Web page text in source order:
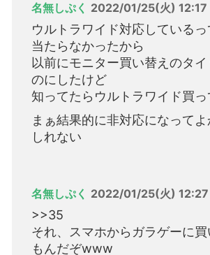
名無しぷく 2022/01/25(火) 12:17
ウルトラワイド対応している
当たらなかったから
以前にモニター買い替えのタ
のにしたけど
知ってたらウルトラワイド買っ
まぁ結果的に非対応になって
しれない
名無しぷく 2022/01/25(火) 12:27
>>35
それ、スマホからガラゲーに
もんだぞwww